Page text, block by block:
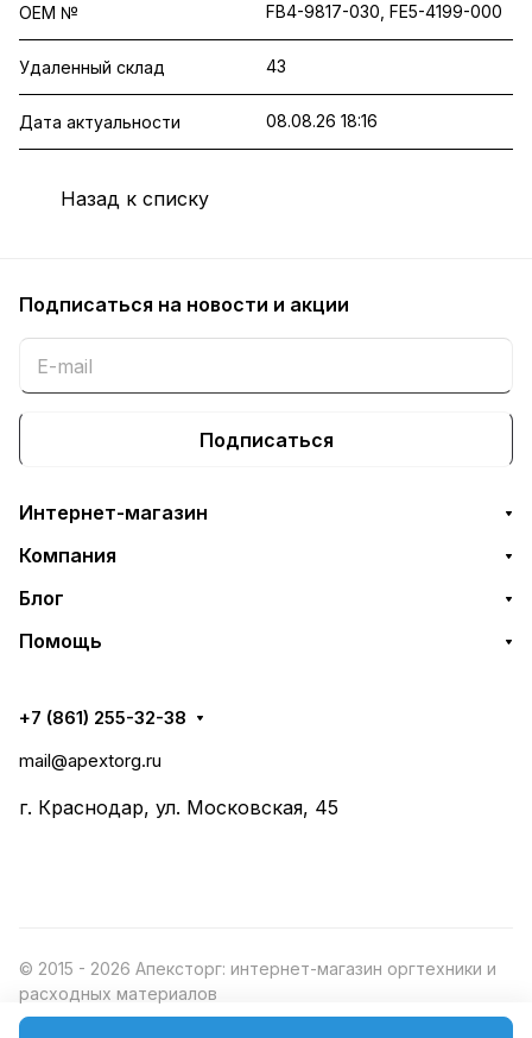
OEM № FB4-9817-030, FE5-4199-000
Удаленный склад 43
Дата актуальности 08.08.26 18:16
Назад к списку
Подписаться на новости и акции
Подписаться
Интернет-магазин
Компания
Блог
Помощь
+7 (861) 255-32-38
mail@apextorg.ru
г. Краснодар, ул. Московская, 45
© 2015 - 2026 Апексторг: интернет-магазин оргтехники и
расходных материалов